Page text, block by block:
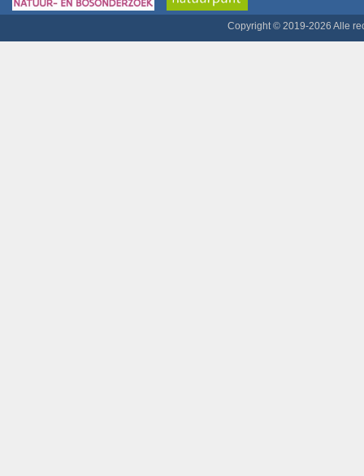
Copyright © 2019-2026 Alle